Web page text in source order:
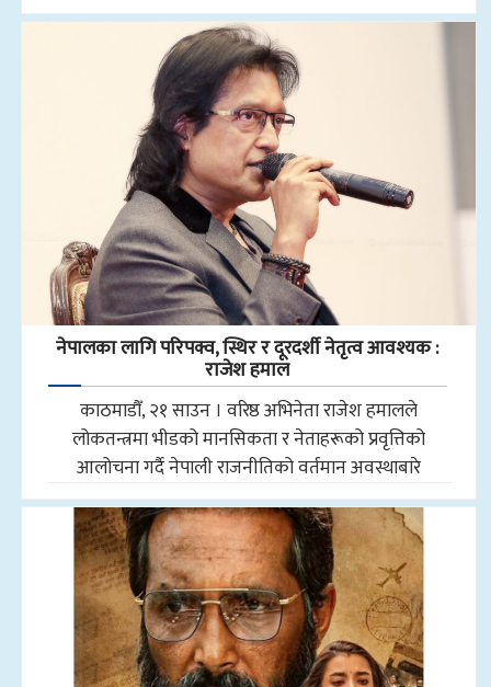
नेपालका लागि परिपक्व, स्थिर र दूरदर्शी नेतृत्व आवश्यक :
राजेश हमाल
काठमाडौँ, २१ साउन । वरिष्ठ अभिनेता राजेश हमालले
लोकतन्त्रमा भीडको मानसिकता र नेताहरूको प्रवृत्तिको
आलोचना गर्दै नेपाली राजनीतिको वर्तमान अवस्थाबारे